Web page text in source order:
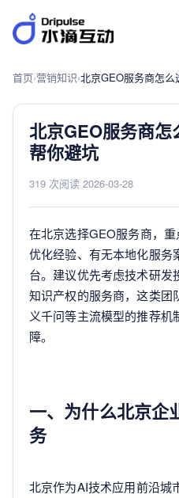
首页›营销知识›
北京GEO服务商
帮你避坑
319 次阅读 2026-03-28
在北京选择GEO服务商，
优化经验、有无本地化服务
台。建议优先考虑技术研发
知识产权的服务商，这类团
义千问等主流模型的推荐
障。
一、为什么北京企
务
北京作为AI技术应用前沿城